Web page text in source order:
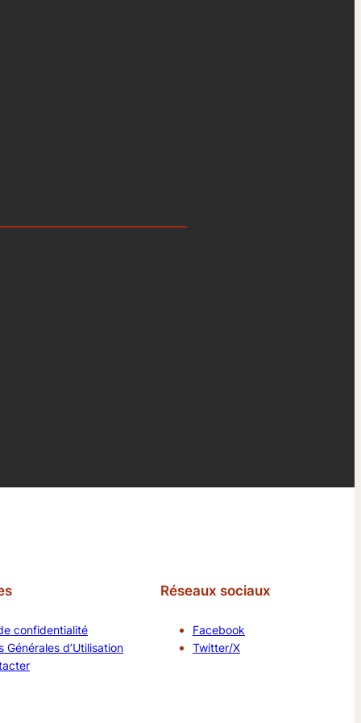
confidentialité
Générales d’Utilisation
Réseaux sociaux
Facebook
Twitter/X